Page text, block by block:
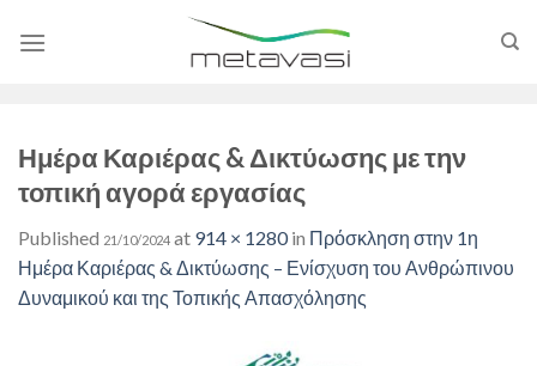
Ημέρα Καριέρας & Δικτύωσης με την
τοπική αγορά εργασίας
Published 21/10/2024 at 914 × 1280in Πρόσκληση στην 1η
Ημέρα Καριέρας & Δικτύωσης – Ενίσχυση του Ανθρώπινου
Δυναμικού και της Τοπικής Απασχόλησης